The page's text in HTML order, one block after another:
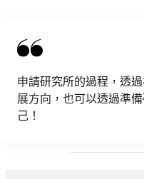
申請研究所的過程，透
展方向，也可以透過準
己！